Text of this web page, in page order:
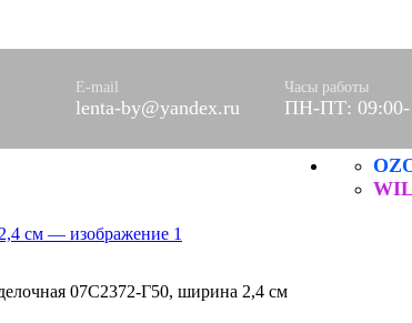
E-mail
lenta-by@yandex.ru
Часы работы
ПН-ПТ: 09:00-
07С2372-Г50, ширина 2,4 см